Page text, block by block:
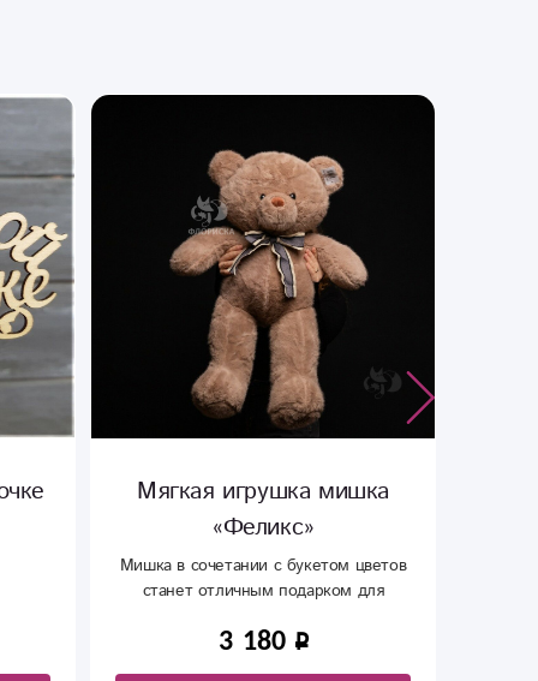
Мягкая игрушка мишка
«Феликс»
Мишка в сочетании с букетом цветов
станет отличным подарком для
3 180